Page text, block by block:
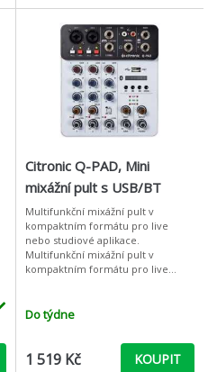
Citronic Q-PAD, Mini
mixážní pult s USB/BT
Multifunkční mixážní pult v
kompaktním formátu pro live
nebo studiové aplikace.
Multifunkční mixážní pult v
kompaktním formátu pro live
funguje také jako USB a
Do týdne
1 519 Kč KOUPIT